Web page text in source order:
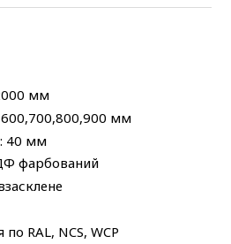
мм
мм
40 мм
фарбований
RAL, NCS, WCP